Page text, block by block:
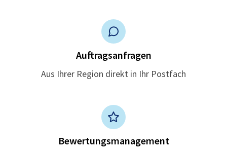
Auftragsanfragen
Aus Ihrer Region direkt in Ihr Postfach
Bewertungsmanagement